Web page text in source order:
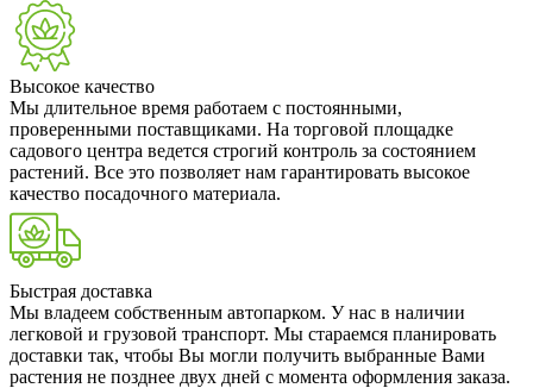
Высокое качество
Мы длительное время работаем с постоянными,
проверенными поставщиками. На торговой площадке
садового центра ведется строгий контроль за состоянием
растений. Все это позволяет нам гарантировать высокое
качество посадочного материала.
Быстрая доставка
Мы владеем собственным автопарком. У нас в наличии
легковой и грузовой транспорт. Мы стараемся планировать
доставки так, чтобы Вы могли получить выбранные Вами
растения не позднее двух дней с момента оформления заказа.